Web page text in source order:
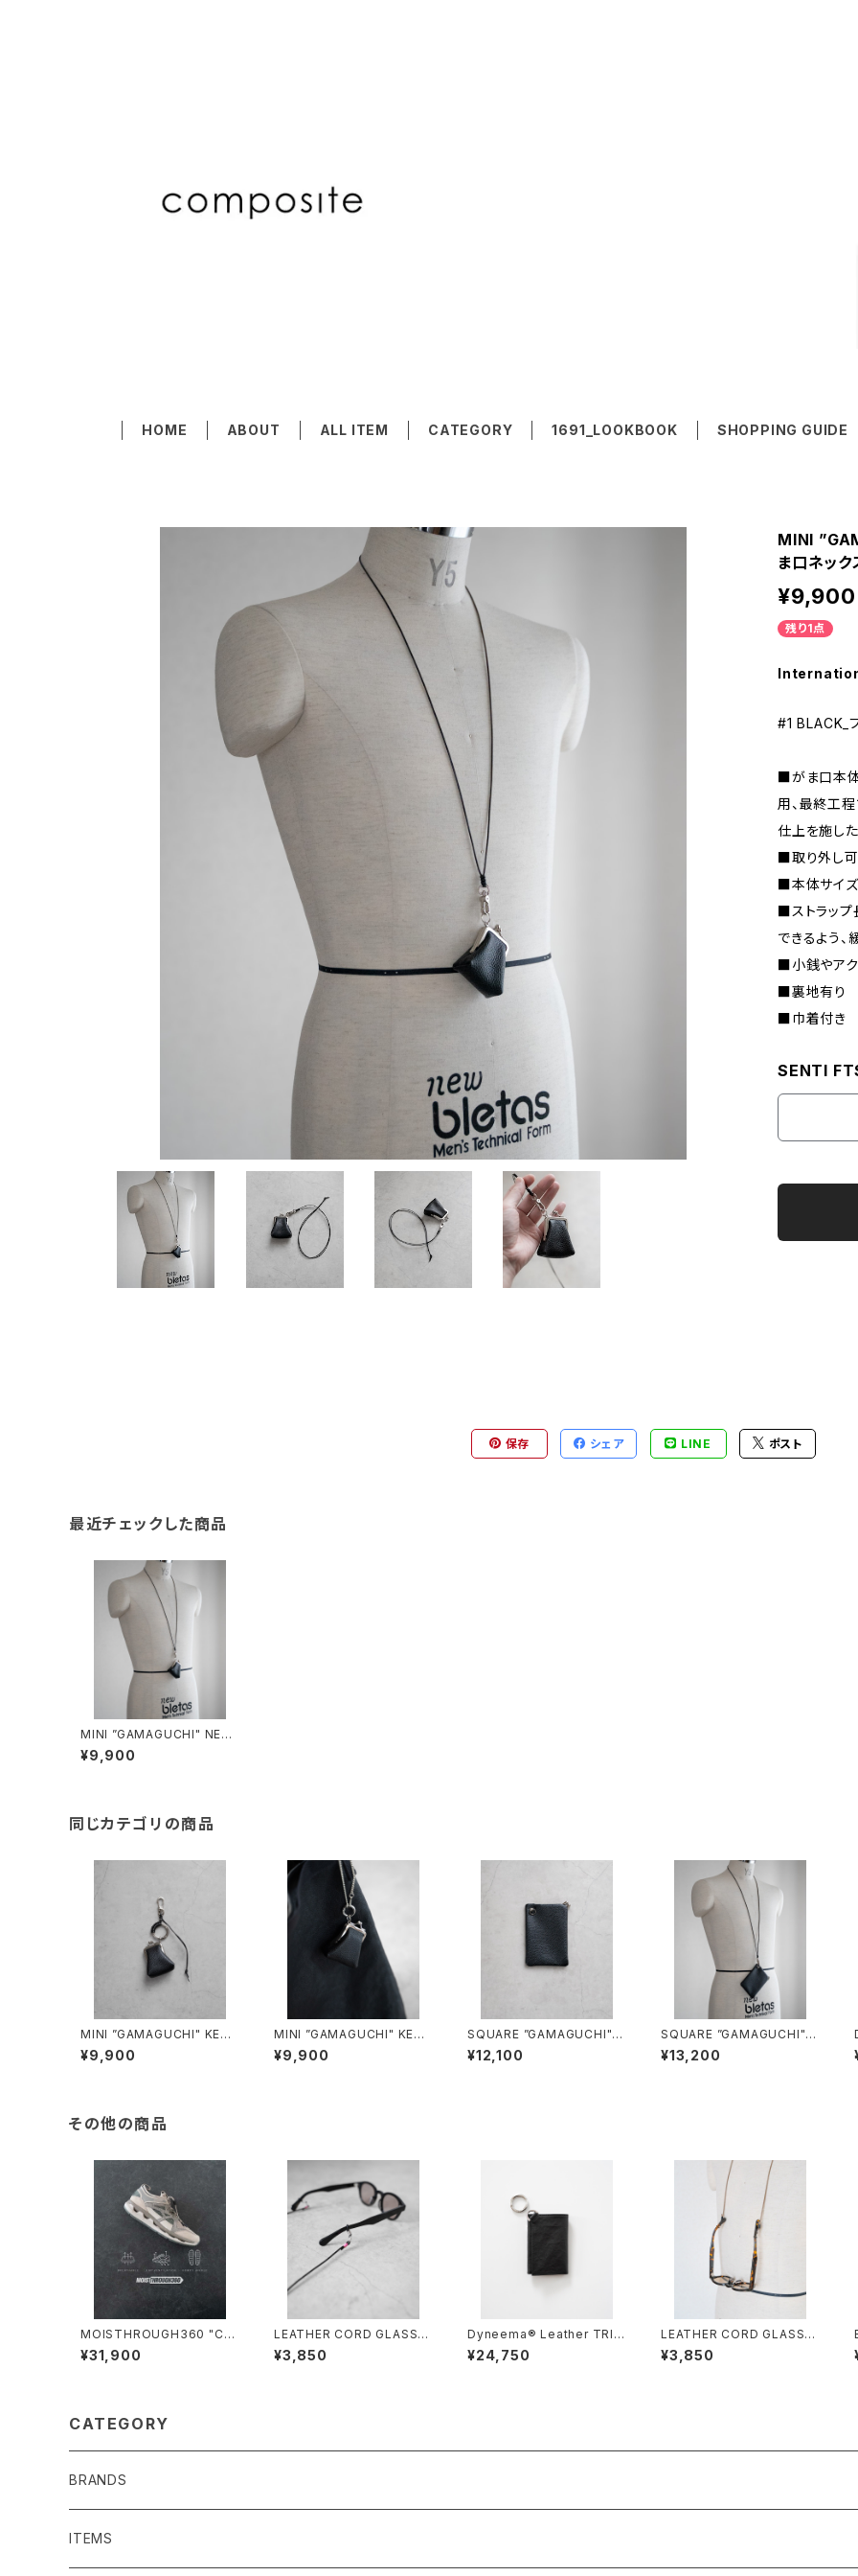
HOME ABOUT ALL ITEM CATEGORY 1691_LOOKBOOK SHOPPING GUIDE
MINI
ま口ネック
¥9,900
残り1点
#1 BLACK_
■がま口本体
用、最終工
仕上を施し
■取り外し可
■本体サイ
■ストラッ
できるよう
■小銭やアク
■裏地有り
■巾着付き
SENTI
保存 シェア LINE ポスト
最近チェックした商品
MINI ”GAMAGUCHI" NECK
STRAP/3046#1/ミニがま口
ネックストラップ
¥9,900
同じカテゴリの商品
MINI ”GAMAGUCHI" KEYC
HAIN/3045#1/ミニがま口キ
ーチェーン
¥9,900
MINI ”GAMAGUCHI" KEYC
HAIN/3051#1/ミニがま口キ
ーチェーン
¥9,900
SQUARE ”GAMAGUCHI"/3
047#1/スクエアがま口ケー
ス
¥12,100
SQUARE ”GAMAGUCHI" N
ECK STRAP/3048#1/スク
エアがま口 ネックストラップ
¥13,200
その他の商品
MOISTHROUGH360 "CAI
CIAS"/M1120M#3/モイスル
ー360"カイキアス"
¥31,900
LEATHER CORD GLASSE
S HOLDER/2028#3/レザー
コードグラスホルダー
¥3,850
Dyneema® Leather TRI-
FOLD SLIM WALLET/301
3/超軽量ダイニーマ®三つ折
¥24,750
LEATHER CORD GLASSE
S HOLDER/2028#2/レザー
コードグラスホルダー
¥3,850
CATEGORY
BRANDS
SENTI FLATTER THE SENSES
ITEMS